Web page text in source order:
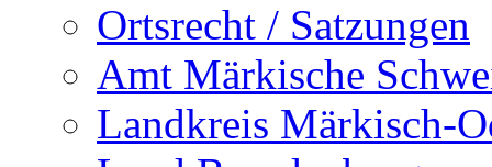
Ortsrecht / Satzungen
Amt Märkische
Landkreis Märkisch-